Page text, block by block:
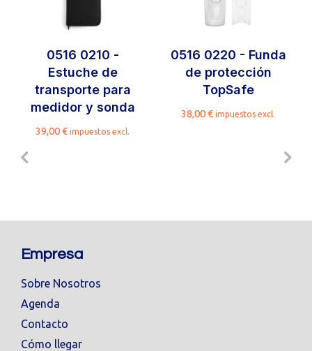
0516 0210 -
Estuche de
transporte para
medidor y sonda
39,00€ impuestos excl.
0516 0220 - Funda
de protección
TopSafe
38,00€ impuestos excl.
Empresa
Sobre Nosotros
Agenda
Contacto
Cómo llegar